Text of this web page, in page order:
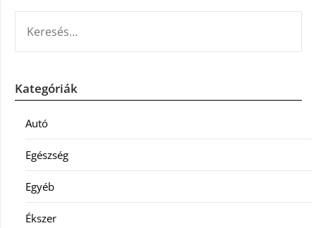
Kategóriák
Autó
Egészség
Egyéb
Ékszer